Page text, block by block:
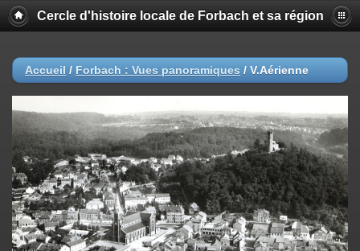
Cercle d'histoire locale de Forbach et sa région
Accueil / Forbach : Vues panoramiques / V.Aérienne